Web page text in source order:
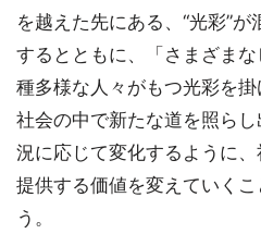
を越えた先にある、“光彩”
するとともに、「さまざま
種多様な人々がもつ光彩を
社会の中で新たな道を照ら
況に応じて変化するように
提供する価値を変えていく
う。